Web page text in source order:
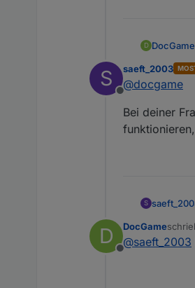
D DocGame
S
Offline
saeft_2003
@docgame
Bei deiner
S
D
Offline
DocGame
@saeft_2003